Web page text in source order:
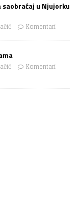
u Njujorku
Komentari
Komentari